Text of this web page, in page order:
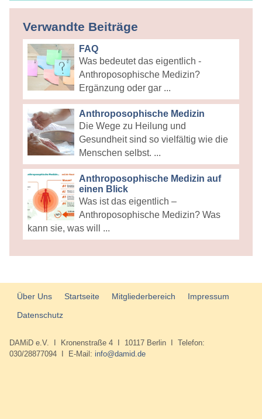
Verwandte Beiträge
FAQ
Was bedeutet das eigentlich -
Anthroposophische Medizin?
Ergänzung oder gar ...
Anthroposophische Medizin
Die Wege zu Heilung und
Gesundheit sind so vielfältig wie die
Menschen selbst. ...
Anthroposophische Medizin auf
einen Blick
Was ist das eigentlich –
Anthroposophische Medizin? Was
kann sie, was will ...
Über Uns Startseite Mitgliederbereich
Impressum
Datenschutz
DAMiD e.V. I Kronenstraße 4 I 10117 Berlin I Telefon:
030/28877094 I E-Mail: info@damid.de